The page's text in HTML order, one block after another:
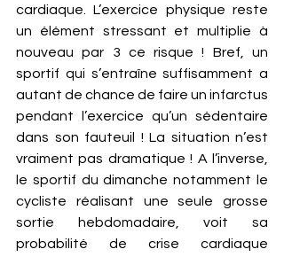
cardiaque. L’exercice physique reste
un élément stressant et multiplie à
nouveau par 3 ce risque ! Bref, un
sportif qui s’entraîne suffisamment a
autant de chance de faire un infarctus
pendant l’exercice qu’un sédentaire
dans son fauteuil ! La situation n’est
vraiment pas dramatique ! A l’inverse,
le sportif du dimanche notamment le
cycliste réalisant une seule grosse
sortie hebdomadaire, voit sa
probabilité de crise cardiaque